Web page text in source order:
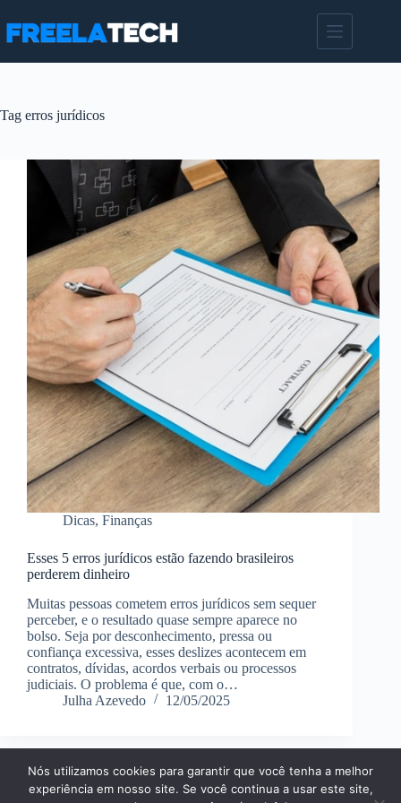
para
Tag erros jurídicos
Dicas, Finanças
Esses 5 erros jurídicos estão fazendo brasileiros
perderem dinheiro
Muitas pessoas cometem erros jurídicos sem sequer
perceber, e o resultado quase sempre aparece no
bolso. Seja por desconhecimento, pressa ou
confiança excessiva, esses deslizes acontecem em
contratos, dívidas, acordos verbais ou processos
judiciais. O problema é que, com o…
Julha Azevedo
12/05/2025
Página Inícial Dicas
Aplicativos
Nós utilizamos cookies para garantir que você tenha a melhor
experiência em nosso site. Se você continua a usar este site,